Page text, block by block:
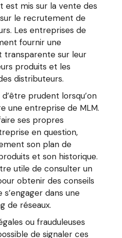
est mis sur la vente des
le recrutement de
Les entreprises de
fournir une
transparente sur leur
produits et les
distributeurs.
prudent lorsqu’on
une entreprise de MLM.
ses propres
en question,
son plan de
et son historique.
utile de consulter un
obtenir des conseils
dans une
de réseaux.
ou frauduleuses
de signaler ces